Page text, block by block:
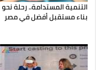
التنمية المستدامة.. رحلة نحو
بناء مستقبل أفضل في مصر